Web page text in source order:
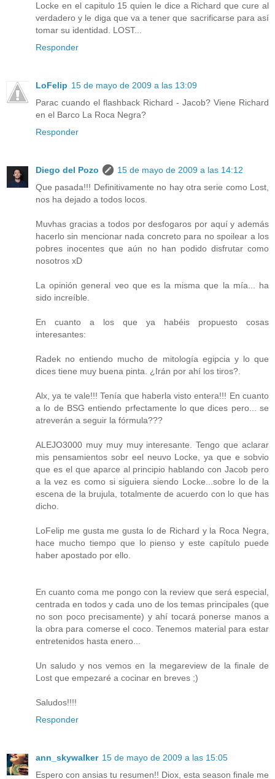
Locke en el capitulo 15 quien le dice a Richard que cure al
verdadero y le diga que va a tener que sacrificarse para así
tomar su identidad. LOST...
Responder
LoFelip 15 de mayo de 2009 a las 13:09
Parac cuando el flashback Richard - Jacob? Viene Richard
en el Barco La Roca Negra?
Responder
Diego del Pozo
15 de mayo de 2009 a las 14:12
Que pasada!!! Definitivamente no hay otra serie como Lost,
nos ha dejado a todos locos.
Muvhas gracias a todos por desfogaros por aquí y además
hacerlo sin mencionar nada concreto para no spoilear a los
pobres inocentes que aún no han podido disfrutar como
nosotros xD
La opinión general veo que es la misma que la mía... ha
sido increíble.
En cuanto a los que ya habéis propuesto cosas
interesantes:
Radek no entiendo mucho de mitología egipcia y lo que
dices tiene muy buena pinta. ¿Irán por ahí los tiros?.
Alx, ya te vale!!! Tenía que haberla visto entera!!! En cuanto
a lo de BSG entiendo prfectamente lo que dices pero... se
atreverán a seguir la fórmula???
ALEJO3000 muy muy muy interesante. Tengo que aclarar
mis pensamientos sobr eel neuvo Locke, ya que e sobvio
que es el que aparce al principio hablando con Jacob pero
a la vez es como si siguiera siendo Locke...sobre lo de la
escena de la brujula, totalmente de acuerdo con lo que has
dicho.
LoFelip me gusta me gusta lo de Richard y la Roca Negra,
hace mucho tiempo que lo pienso y este capítulo puede
haber apostado por ello.
En cuanto coma me pongo con la review que será especial,
centrada en todos y cada uno de los temas principales (que
no son poco precisamente) y ahí tocará ponerse manos a
la obra para comerse el coco. Tenemos material para estar
entretenidos hasta enero...
Un saludo y nos vemos en la megareview de la finale de
Lost que empezaré a cocinar en breves ;)
Saludos!!!!
Responder
ann_skywalker 15 de mayo de 2009 a las 15:05
Espero con ansias tu resumen!! Diox, esta season finale me